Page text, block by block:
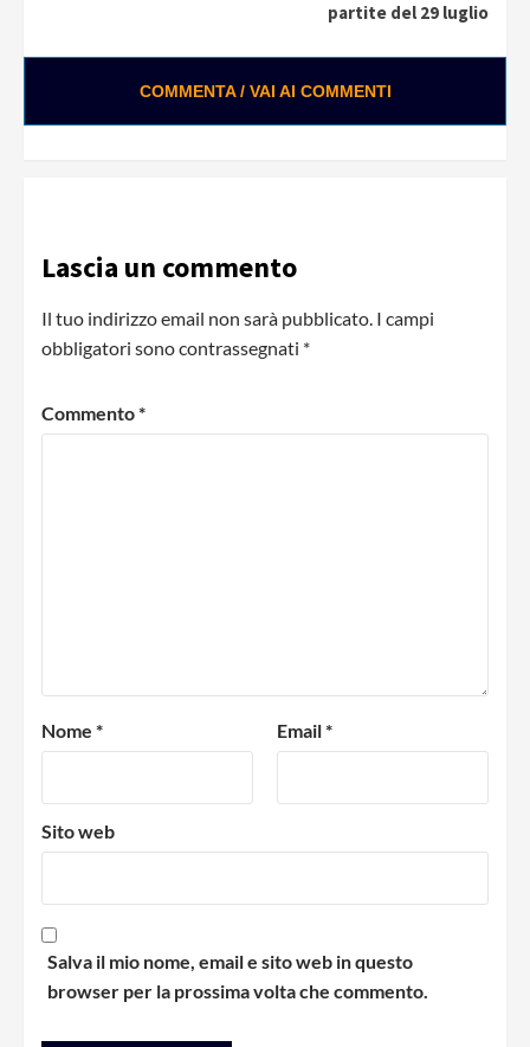
partite del 29 luglio
COMMENTA / VAI AI COMMENTI
Lascia un commento
Il tuo indirizzo email non sarà pubblicato. I campi
obbligatori sono contrassegnati *
Commento*
Nome * Email*
Sito web
Salva il mio nome, email e sito web in questo
browser per la prossima volta che commento.